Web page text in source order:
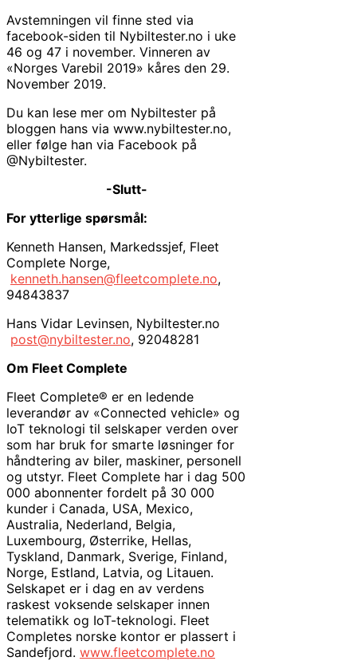
Avstemningen vil finne sted via
facebook-siden til Nybiltester.no i uke
46 og 47 i november. Vinneren av
«Norges Varebil 2019» kåres den 29.
November 2019.
Du kan lese mer om Nybiltester på
bloggen hans via www.nybiltester.no,
eller følge han via Facebook på
@Nybiltester.
-Slutt-
For ytterlige spørsmål:
Kenneth Hansen, Markedssjef, Fleet
Complete Norge,
kenneth.hansen@fleetcomplete.no,
94843837
Hans Vidar Levinsen, Nybiltester.no
post@nybiltester.no, 92048281
Om Fleet Complete
Fleet Complete® er en ledende
leverandør av «Connected vehicle» og
IoT teknologi til selskaper verden over
som har bruk for smarte løsninger for
håndtering av biler, maskiner, personell
og utstyr. Fleet Complete har i dag 500
000 abonnenter fordelt på 30 000
kunder i Canada, USA, Mexico,
Australia, Nederland, Belgia,
Luxembourg, Østerrike, Hellas,
Tyskland, Danmark, Sverige, Finland,
Norge, Estland, Latvia, og Litauen.
Selskapet er i dag en av verdens
raskest voksende selskaper innen
telematikk og IoT-teknologi. Fleet
Completes norske kontor er plassert i
Sandefjord. www.fleetcomplete.no